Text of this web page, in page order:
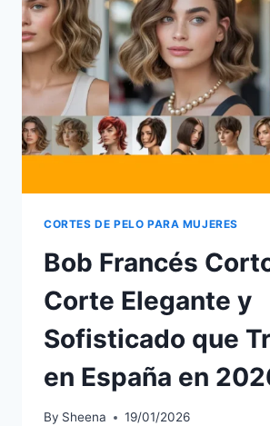
SOFISTICADO
Y
MODERNO
QUE
TRIUNFA
EN
ESPAÑA
2026
CORTES DE PELO PARA MUJERES
Bob Francés
Corte Elegante y
Sofisticado que
en España en
By Sheena 19/01/2026